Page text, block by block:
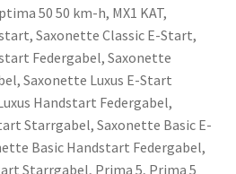
50 50 km-h, MX1 KAT,
Saxonette Classic E-Start,
Federgabel, Saxonette
Saxonette Luxus E-Start
Handstart Federgabel,
Starrgabel, Saxonette Basic E-
Basic Handstart Federgabel,
Starrgabel, Prima 5, Prima 5